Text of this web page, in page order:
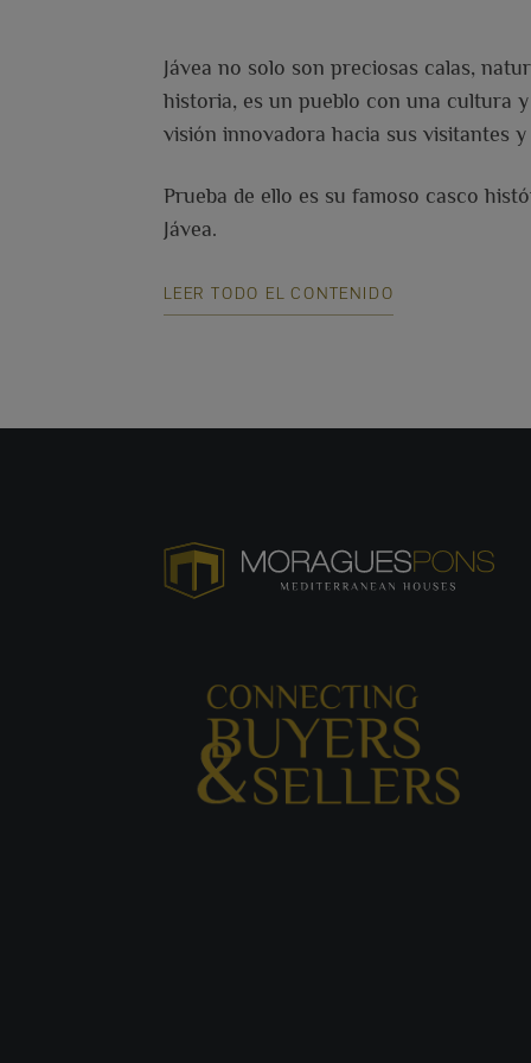
Jávea no solo son preciosas calas,
historia, es un pueblo con una cultura
visión innovadora hacia sus visitantes y
Prueba de ello es su famoso casco
Jávea.
LEER TODO EL CONTENIDO